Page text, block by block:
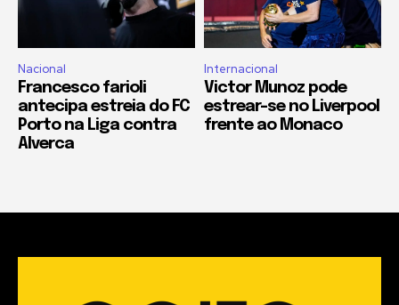
Nacional
Francesco farioli
antecipa estreia do FC
Porto na Liga contra
Alverca
Internacional
Victor Munoz pode
estrear-se no Liverpool
frente ao Monaco